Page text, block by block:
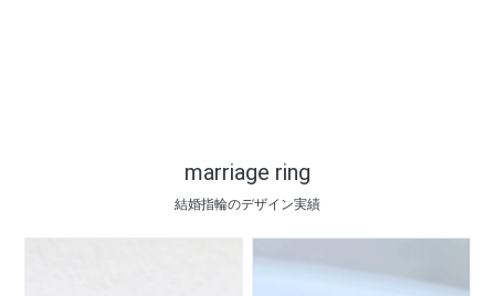
marriage ring
結婚指輪のデザイン実績